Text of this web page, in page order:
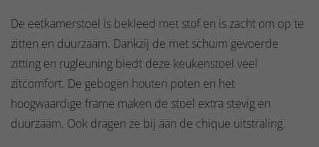
De eetkamerstoel is bekleed met stof en is zacht om op te
zitten en duurzaam. Dankzij de met schuim gevoerde
zitting en rugleuning biedt deze keukenstoel veel
zitcomfort. De gebogen houten poten en het
hoogwaardige frame maken de stoel extra stevig en
duurzaam. Ook dragen ze bij aan de chique uitstraling.